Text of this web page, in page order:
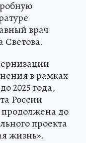
врач
Светова.
в рамках
2025 года,
России
до
проекта
жизнь».